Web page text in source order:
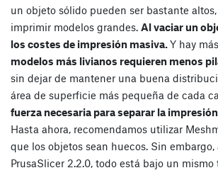
un objeto sólido pueden ser bastante
imprimir modelos grandes. Al vaciar un
los costes de impresión masiva.Y hay
modelos más livianos requieren menos
sin dejar de mantener una buena
área de superficie más pequeña de cada
fuerza necesaria para separar la
Hasta ahora, recomendamos utilizar
que los objetos sean huecos. Sin embargo,
PrusaSlicer 2.2.0, todo está bajo un mismo